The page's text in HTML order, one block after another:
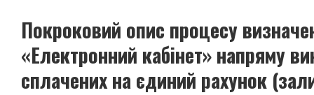
Покроковий опис процесу
«Електронний кабінет» напряму
сплачених на єдиний рахунок